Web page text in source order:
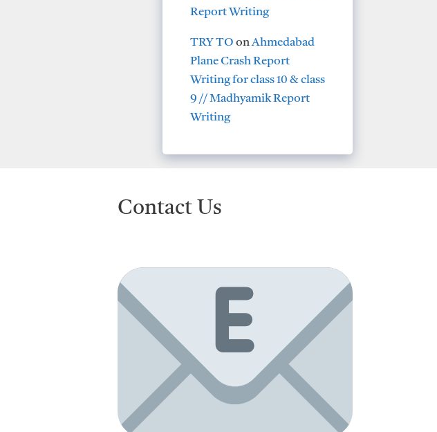
Report Writing
TRY TO onAhmedabad
Plane Crash Report
Writing for class 10 & class
9 // Madhyamik Report
Writing
Contact Us